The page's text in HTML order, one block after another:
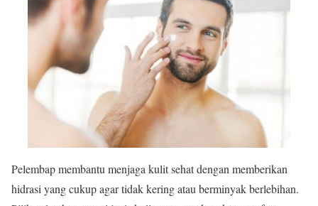
Pelembap membantu menjaga kulit sehat dengan memberikan
hidrasi yang cukup agar tidak kering atau berminyak berlebihan.